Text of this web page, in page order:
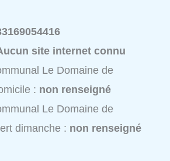
site internet connu
Le Domaine de
: non renseigné
Le Domaine de
dimanche : non renseigné